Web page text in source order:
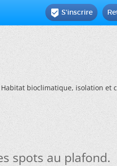
 S'inscrire
Habitat bioclimatique, isolation et
spots au plafond.